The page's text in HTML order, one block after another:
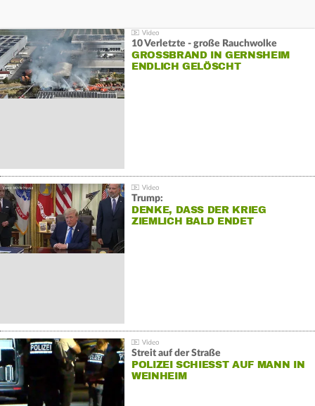
10 Verletzte - große Rauchwolke
GROSSBRAND IN GERNSHEIM E
NDLICH GELÖSCHT
Trump:
DENKE, DASS DER KRIEG
ZIEMLICH BALD ENDET
Streit auf der Straße
POLIZEI SCHIESST AUF MANN IN W
EINHEIM